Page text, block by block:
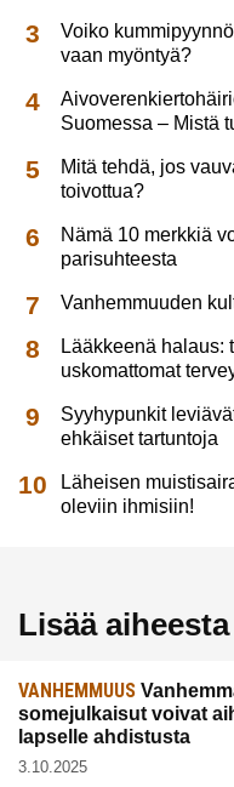
Voiko
vaan myöntyä?
Suomessa – Mistä
Mitä tehdä, jos
toivottua?
Nämä 10 merkkiä
parisuhteesta
Vanhemmuuden
Lääkkeenä halaus:
uskomattomat
Syyhypunkit
ehkäiset tartuntoja
Läheisen
oleviin ihmisiin!
Lisää aiheesta
VANHEMMUUS
somejulkaisut voivat
lapselle ahdistusta
3.10.2025